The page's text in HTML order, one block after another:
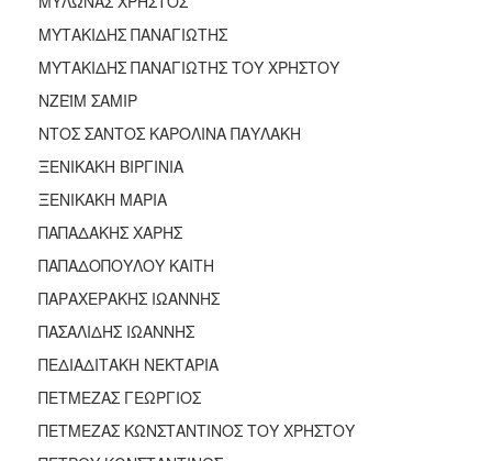
ΜΥΤΑΚΙΔΗΣ ΠΑΝΑΓΙΩΤΗΣ
ΜΥΤΑΚΙΔΗΣ ΠΑΝΑΓΙΩΤΗΣ ΤΟΥ ΧΡΗΣΤΟΥ
ΝΖΕΪΜ ΣΑΜΙΡ
ΝΤΟΣ ΣΑΝΤΟΣ ΚΑΡΟΛΙΝΑ ΠΑΥΛΑΚΗ
ΞΕΝΙΚΑΚΗ ΒΙΡΓΙΝΙΑ
ΞΕΝΙΚΑΚΗ ΜΑΡΙΑ
ΠΑΠΑΔΑΚΗΣ ΧΑΡΗΣ
ΠΑΠΑΔΟΠΟΥΛΟΥ ΚΑΙΤΗ
ΠΑΡΑΧΕΡΑΚΗΣ ΙΩΑΝΝΗΣ
ΠΑΣΑΛΙΔΗΣ ΙΩΑΝΝΗΣ
ΠΕΔΙΑΔΙΤΑΚΗ ΝΕΚΤΑΡΙΑ
ΠΕΤΜΕΖΑΣ ΓΕΩΡΓΙΟΣ
ΠΕΤΜΕΖΑΣ ΚΩΝΣΤΑΝΤΙΝΟΣ ΤΟΥ ΧΡΗΣΤΟΥ